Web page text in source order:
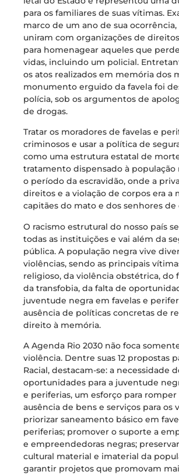
para os familiares de suas vítimas.
marco de um ano de sua ocorrência,
uniram com organizações de
para homenagear aqueles que
vidas, incluindo um policial.
os atos realizados em memória dos
monumento erguido da favela foi
polícia, sob os argumentos de
de drogas.
Tratar os moradores de favelas e
criminosos e usar a política de
como uma estrutura estatal de
tratamento dispensado à população
o período da escravidão, onde a
direitos e a violação de corpos era a
capitães do mato e dos senhores
O racismo estrutural do nosso país
todas as instituições e vai além da
pública. A população negra vive
violências, sendo as principais
religioso, da violência obstétrica, do
da transfobia, da falta de
juventude negra em favelas e
ausência de políticas concretas de
direito à memória.
A Agenda Rio 2030 não foca
violência. Dentre suas 12 propostas
Racial, destacam-se: a necessidade
oportunidades para a juventude
e periferias, um esforço para romper
ausência de bens e serviços para os
priorizar saneamento básico em
periferias; promover o suporte a
e empreendedoras negras;
cultural material e imaterial da
garantir projetos que promovam